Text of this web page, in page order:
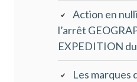
Action en
l’arrêt
EXPEDITION
Les marques